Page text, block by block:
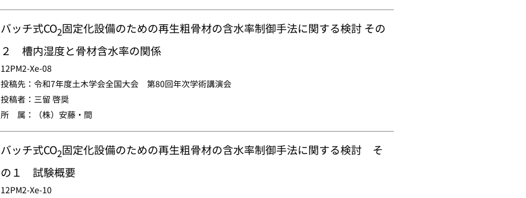
バッチ式CO2固定化設備のための再生粗骨材の含水率制御手法に関する検討 その
２ 槽内湿度と骨材含水率の関係
12PM2-Xe-08
投稿先：令和7年度土木学会全国大会 第80回年次学術講演会
投稿者：三留 啓奨
所 属：（株）安藤・間
バッチ式CO2固定化設備のための再生粗骨材の含水率制御手法に関する検討 そ
の１ 試験概要
12PM2-Xe-10